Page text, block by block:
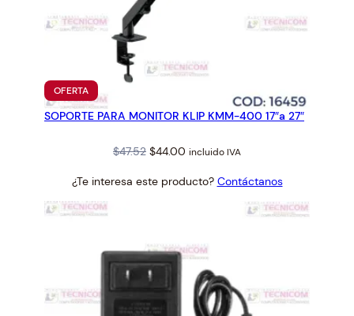
OFERTAPRODUCTO
EN
OFERTA
SOPORTE PARA MONITOR KLIP KMM-400 17″a 27″
$47.52 Original
was:
$44.00 Current
is:
incluido IVA
¿Te interesa este producto? Contáctanos